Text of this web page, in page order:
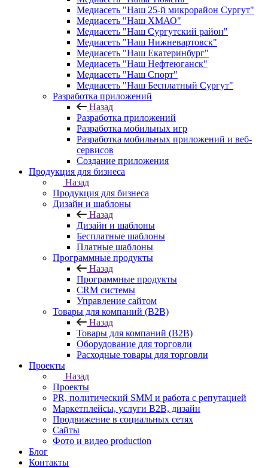
Медиасеть "Наш 25-й микрорайон Сургут"
Медиасеть "Наш ХМАО"
Медиасеть "Наш Сургутский район"
Медиасеть "Наш Нижневартовск"
Медиасеть "Наш Екатеринбург"
Медиасеть "Наш Нефтеюганск"
Медиасеть "Наш Спорт"
Медиасеть "Наш Бесплатный Сургут"
Разработка приложений
Назад
Разработка приложений
Разработка мобильных игр
Разработка мобильных приложений и веб-
сервисов
Создание приложения
Продукция для бизнеса
Назад
Продукция для бизнеса
Дизайн и шаблоны
Назад
Дизайн и шаблоны
Бесплатные шаблоны
Платные шаблоны
Программные продукты
Назад
Программные продукты
CRM системы
Управление сайтом
Товары для компаний (B2B)
Назад
Товары для компаний (B2B)
Оборудование для торговли
Расходные товары для торговли
Проекты
Назад
Проекты
PR, политический SMM и работа с репутацией
Маркетплейсы, услуги B2B, дизайн
Продвижение в социальных сетях
Сайты
Фото и видео production
Блог
Контакты